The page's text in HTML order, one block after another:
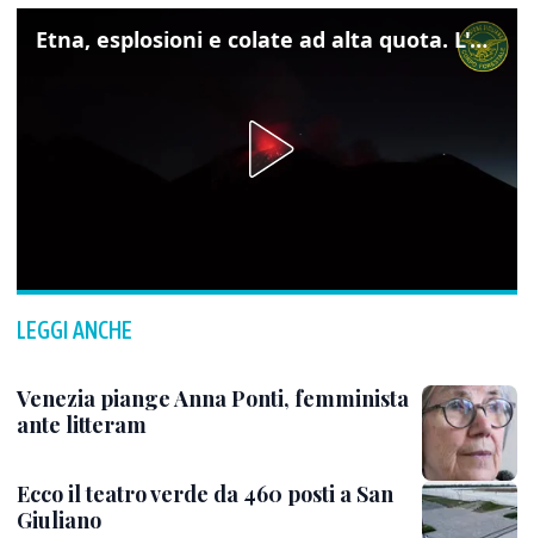
Etna, esplosioni e colate ad alta quota. L'aeroporto di Catania verso la normalità
LEGGI ANCHE
Venezia piange Anna Ponti, femminista
ante litteram
Ecco il teatro verde da 460 posti a San
Giuliano